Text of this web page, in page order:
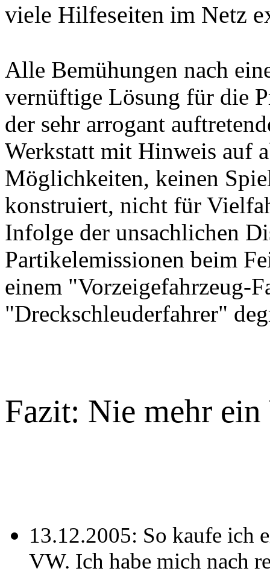
viele Hilfeseiten im Netz
Alle Bemühungen nach
vernüftige Lösung für die
der sehr arrogant
Werkstatt mit Hinweis auf
Möglichkeiten, keinen
konstruiert, nicht für
Infolge der unsachlichen
Partikelemissionen beim
einem "Vorzeigefahrzeug-
"Dreckschleuderfahrer"
Fazit: Nie mehr
13.12.2005: So kaufe ich
VW. Ich habe mich nach